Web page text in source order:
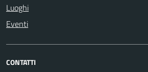
Luoghi
Eventi
CONTATTI